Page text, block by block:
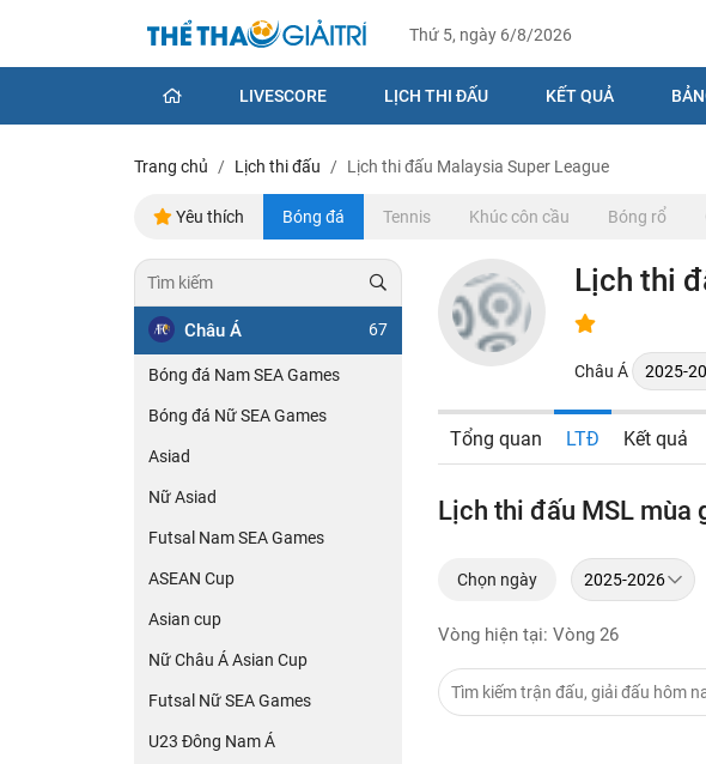
Thứ 5, ngày 6/8/2026
LIVESCORE LỊCH THI ĐẤU KẾT QUẢ
Trang chủ Lịch thi đấu Lịch thi đấu Malaysia Super League
Yêu thích Bóng đá Tennis Khúc côn cầu Bóng rổ
Châu Á 67
Bóng đá Nam SEA Games
Bóng đá Nữ SEA Games
Asiad
Nữ Asiad
Futsal Nam SEA Games
ASEAN Cup
Asian cup
Nữ Châu Á Asian Cup
Futsal Nữ SEA Games
U23 Đông Nam Á
Lịch thi
Châu Á
Tổng quan LTĐ Kết quả
Lịch thi đấu MSL
Chọn ngày 20 21
Vòng hiện tại: Vòng 26